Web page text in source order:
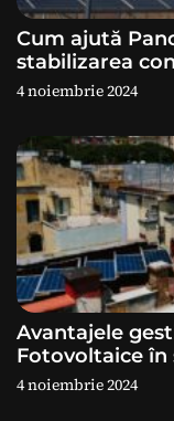
e
Cum ajută
stabilizarea
4 noiembrie 2024
Avantajele
Fotovoltaice
4 noiembrie 2024